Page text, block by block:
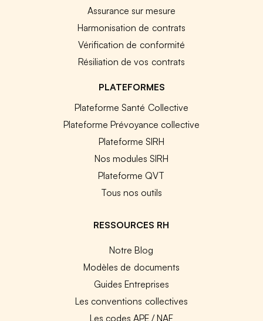
Assurance sur mesure
Harmonisation de contrats
Vérification de conformité
Résiliation de vos contrats
PLATEFORMES
Plateforme Santé Collective
Plateforme Prévoyance collective
Plateforme SIRH
Nos modules SIRH
Plateforme QVT
Tous nos outils
RESSOURCES RH
Notre Blog
Modèles de documents
Guides Entreprises
Les conventions collectives
Les codes APE / NAF